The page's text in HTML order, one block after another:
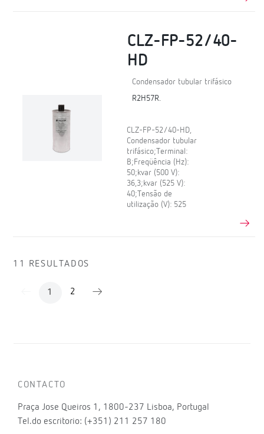
CLZ-FP-52/40-
HD
Condensador tubular trifásico
R2H57R.
CLZ-FP-52/40-HD,
Condensador tubular
trifásico;Terminal:
B;Freqüência (Hz):
50;kvar (500 V):
36,3;kvar (525 V):
40;Tensão de
utilização (V): 525
11 RESULTADOS
1 2
CONTACTO
Praça Jose Queiros 1, 1800-237 Lisboa, Portugal
Tel.do escritorio: (+351) 211 257 180